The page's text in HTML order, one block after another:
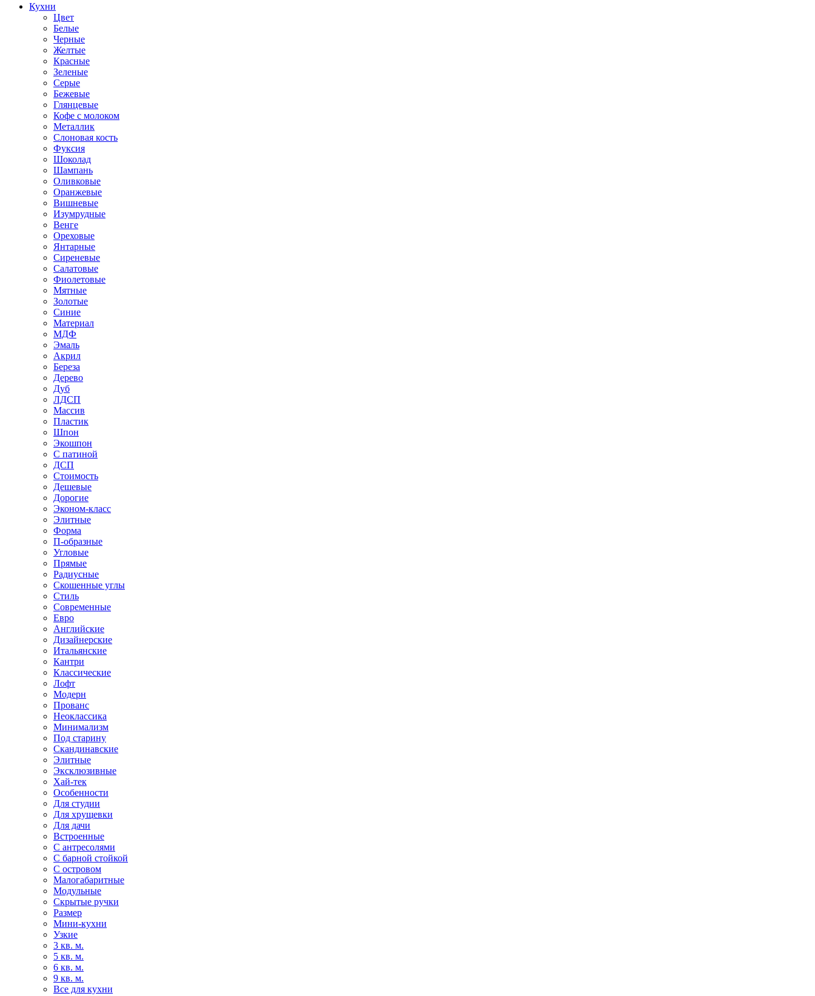
Кухни
Цвет
Белые
Черные
Желтые
Красные
Зеленые
Серые
Бежевые
Глянцевые
Кофе с молоком
Металлик
Слоновая кость
Фуксия
Шоколад
Шампань
Оливковые
Оранжевые
Вишневые
Изумрудные
Венге
Ореховые
Янтарные
Сиреневые
Салатовые
Фиолетовые
Мятные
Золотые
Синие
Материал
МДФ
Эмаль
Акрил
Береза
Дерево
Дуб
ЛДСП
Массив
Пластик
Шпон
Экошпон
С патиной
ДСП
Стоимость
Дешевые
Дорогие
Эконом-класс
Элитные
Форма
П-образные
Угловые
Прямые
Радиусные
Скошенные углы
Стиль
Современные
Евро
Английские
Дизайнерские
Итальянские
Кантри
Классические
Лофт
Модерн
Прованс
Неоклассика
Минимализм
Под старину
Скандинавские
Элитные
Эксклюзивные
Хай-тек
Особенности
Для студии
Для хрущевки
Для дачи
Встроенные
С антресолями
С барной стойкой
С островом
Малогабаритные
Модульные
Скрытые ручки
Размер
Мини-кухни
Узкие
3 кв. м.
5 кв. м.
6 кв. м.
9 кв. м.
Все для кухни